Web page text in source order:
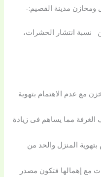
ومخازن مدينة القصيم:-
نسبة انتشار الحشرات،
مع عدم الاهتمام بتهوية
الغرفة مما يساهم فى زيادة
المنزل والحد من
مع إهمالها فتكون مصدر